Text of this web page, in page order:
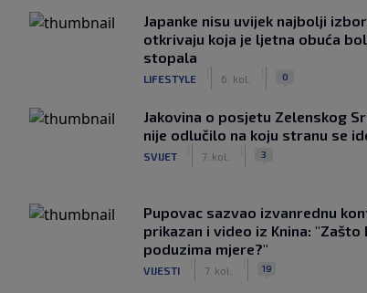
Japanke nisu uvijek najbolji
otkrivaju koja je ljetna obuća
stopala
LIFESTYLE 6. kol. 0
Jakovina o posjetu Zelenskog
nije odlučilo na koju stranu se
SVIJET 7. kol. 3
Pupovac sazvao izvanrednu
prikazan i video iz Knina: "Zašto
poduzima mjere?"
VIJESTI 7. kol. 19